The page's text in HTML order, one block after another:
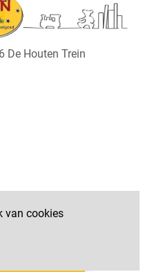
van cookies
De Houten Trein